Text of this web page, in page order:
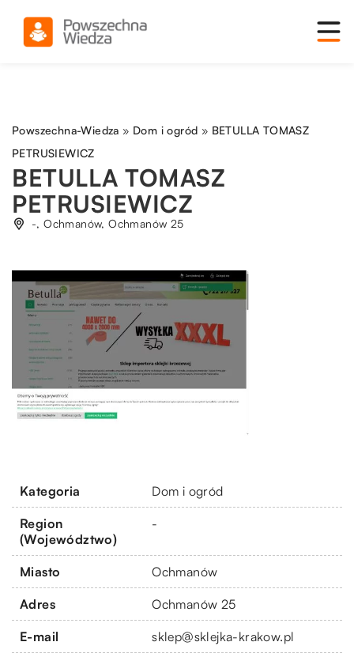
Powszechna-Wiedza » Dom i ogród » BETULLA TOMASZ
PETRUSIEWICZ
BETULLA TOMASZ
PETRUSIEWICZ
-, Ochmanów, Ochmanów 25
Kategoria Dom i ogród
Region
(Województwo)
-
Miasto Ochmanów
Adres Ochmanów 25
E-mail sklep@sklejka-krakow.pl